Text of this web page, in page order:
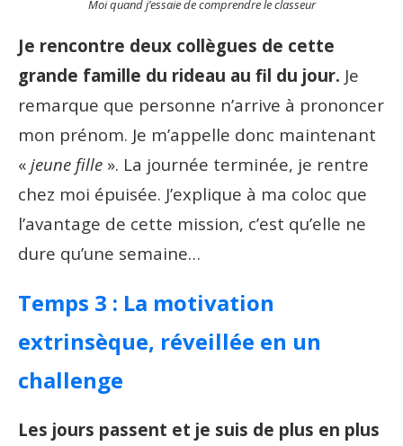
Moi quand j’essaie de comprendre le classeur
Je rencontre deux collègues de cette
grande famille du rideau au fil du jour. Je
remarque que personne n’arrive à prononcer
mon prénom. Je m’appelle donc maintenant
« jeune fille ». La journée terminée, je rentre
chez moi épuisée. J’explique à ma coloc que
l’avantage de cette mission, c’est qu’elle ne
dure qu’une semaine…
Temps 3 : La motivation
extrinsèque, réveillée en un
challenge
Les jours passent et je suis de plus en plus